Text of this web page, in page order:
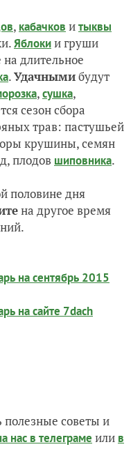
, кабачков итыквы
Яблокии груши
длительное
.Удачнымибудут
,сушка,
сезон сбора
трав: пастушьей
крушины, семян
плодов шиповника.
половине дня
на другое время
на сентябрь 2015
на сайте 7dach
полезные советы и
нас в телеграме или в